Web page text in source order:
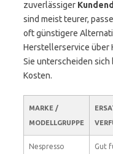
zuverlässiger
sind meist teurer,
oft günstigere
Herstellerservice über
Sie unterscheiden
Kosten.
MARKE /
MODELLGRUPPE
Nespresso
Gut